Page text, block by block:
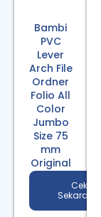
Bambi
PVC
Lever
Arch File
Ordner
Folio All
Color
Jumbo
Size 75
mm
Original
Cek
Sekarang